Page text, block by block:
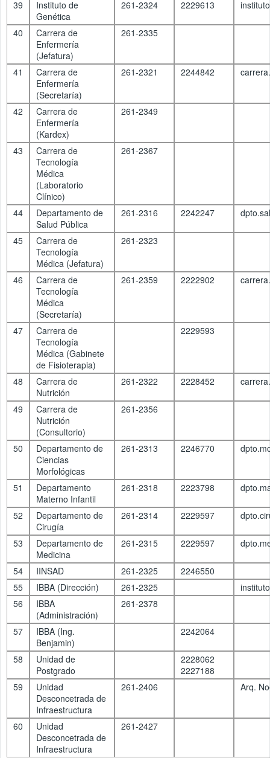
39
Instituto de
Genética
261-2324 2229613
40
Carrera de
Enfermería
(Jefatura)
261-2335
41
Carrera de
Enfermería
(Secretaría)
261-2321 2244842
42
Carrera de
Enfermería
(Kardex)
261-2349
43
Carrera de
Tecnología
Médica
(Laboratorio
Clínico)
261-2367
44
Departamento de
Salud Pública
261-2316 2242247
45
Carrera de
Tecnología
Médica (Jefatura)
261-2323
46
Carrera de
Tecnología
Médica
(Secretaría)
261-2359 2222902
47
Carrera de
Tecnología
Médica (Gabinete
de Fisioterapia)
2229593
48
Carrera de
Nutrición
261-2322 2228452
49
Carrera de
Nutrición
(Consultorio)
261-2356
50
Departamento de
Ciencias
Morfológicas
261-2313 2246770
51
Departamento
Materno Infantil
261-2318 2223798
52
Departamento de
Cirugía
261-2314 2229597
53
Departamento de
Medicina
261-2315 2229597
54 IINSAD 261-2325
2246550
55
IBBA (Dirección) 261-2325
56
IBBA
(Administración)
261-2378
57
IBBA (Ing.
Benjamin)
2242064
58
Unidad de
Postgrado
2228062
2227188
59
Unidad
Desconcetrada de
Infraestructura
261-2406 Arq.
60
Unidad
Desconcetrada de
Infraestructura
261-2427